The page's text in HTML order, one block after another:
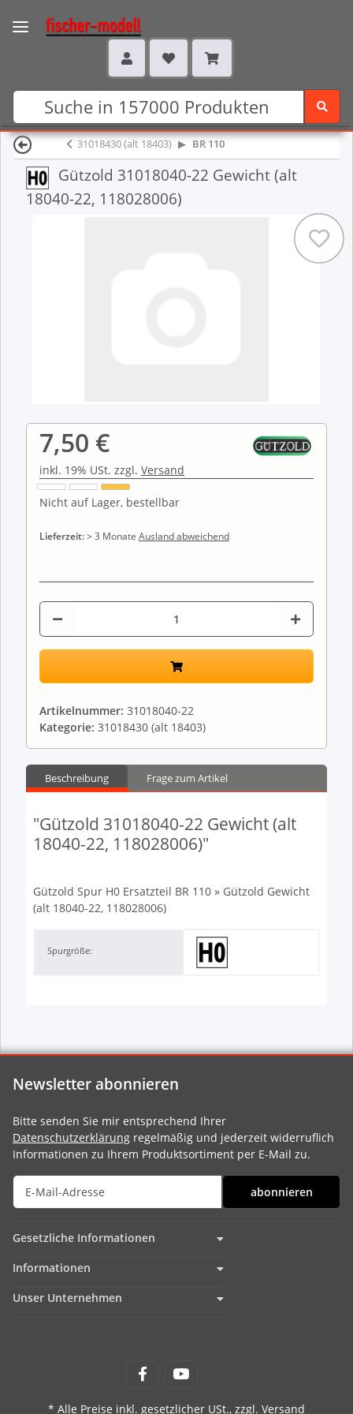
31018430 (alt 18403) BR 110
Gützold 31018040-22 Gewicht (alt
18040-22, 118028006)
7,50 €
inkl. 19% USt. zzgl. Versand
Nicht auf Lager, bestellbar
Lieferzeit:> 3 Monate Ausland abweichend
Artikelnummer: 31018040-22
Kategorie: 31018430 (alt 18403)
Beschreibung Frage zum Artikel
"Gützold 31018040-22 Gewicht (alt
18040-22, 118028006)"
Gützold Spur H0 Ersatzteil BR 110 » Gützold Gewicht
(alt 18040-22, 118028006)
Spurgröße:
Newsletter abonnieren
Bitte senden Sie mir entsprechend Ihrer
Datenschutzerklärung regelmäßig und jederzeit widerruflich
Informationen zu Ihrem Produktsortiment per E-Mail zu.
abonnieren
Gesetzliche Informationen
Informationen
Unser Unternehmen
* Alle Preise inkl. gesetzlicher USt., zzgl. Versand